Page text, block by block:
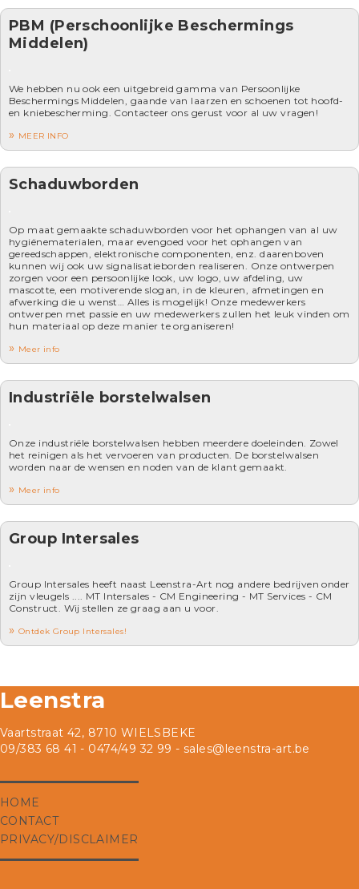
PBM (Perschoonlijke Beschermings
Middelen)
We hebben nu ook een uitgebreid gamma van Persoonlijke
Beschermings Middelen, gaande van laarzen en schoenen tot hoofd-
en kniebescherming. Contacteer ons gerust voor al uw vragen!
MEER INFO
Schaduwborden
Op maat gemaakte schaduwborden voor het ophangen van al uw
hygiënematerialen, maar evengoed voor het ophangen van
gereedschappen, elektronische componenten, enz. daarenboven
kunnen wij ook uw signalisatieborden realiseren. Onze ontwerpen
zorgen voor een persoonlijke look, uw logo, uw afdeling, uw
mascotte, een motiverende slogan, in de kleuren, afmetingen en
afwerking die u wenst… Alles is mogelijk! Onze medewerkers
ontwerpen met passie en uw medewerkers zullen het leuk vinden om
hun materiaal op deze manier te organiseren!
Meer info
Industriële borstelwalsen
Onze industriële borstelwalsen hebben meerdere doeleinden. Zowel
het reinigen als het vervoeren van producten. De borstelwalsen
worden naar de wensen en noden van de klant gemaakt.
Meer info
Group Intersales
Group Intersales heeft naast Leenstra-Art nog andere bedrijven onder
zijn vleugels .... MT Intersales - CM Engineering - MT Services - CM
Construct. Wij stellen ze graag aan u voor.
Ontdek Group Intersales!
Leenstra
Vaartstraat 42, 8710 WIELSBEKE
09/383 68 41 - 0474/49 32 99 - sales@leenstra-art.be
HOME
CONTACT
PRIVACY/DISCLAIMER